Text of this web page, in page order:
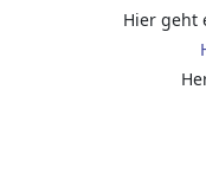
Hier geht